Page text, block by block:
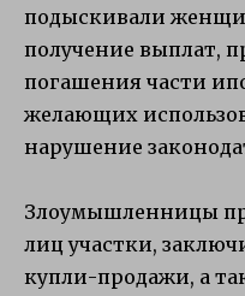
подыскивали
получение выплат,
погашения части
желающих
нарушение
Злоумышленницы
лиц участки,
купли-продажи, а